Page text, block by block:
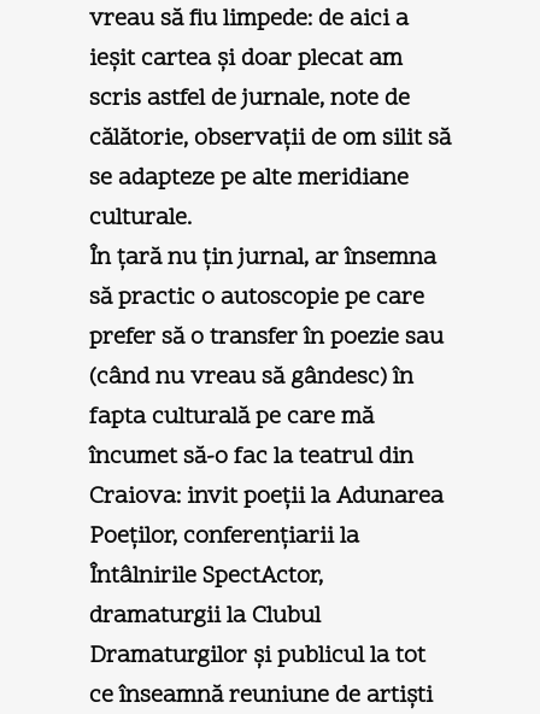
vreau să fiu limpede: de aici a
ieşit cartea şi doar plecat am
scris astfel de jurnale, note de
călătorie, observaţii de om silit să
se adapteze pe alte meridiane
culturale.
În ţară nu ţin jurnal, ar însemna
să practic o autoscopie pe care
prefer să o transfer în poezie sau
(când nu vreau să gândesc) în
fapta culturală pe care mă
încumet să-o fac la teatrul din
Craiova: invit poeţii la Adunarea
Poeţilor, conferenţiarii la
Întâlnirile SpectActor,
dramaturgii la Clubul
Dramaturgilor şi publicul la tot
ce înseamnă reuniune de artişti